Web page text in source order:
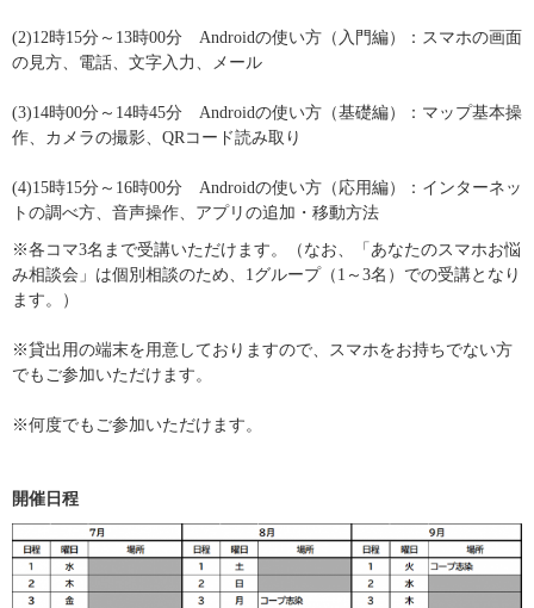
(2)12時15分～13時00分　Androidの使い方（入門編）：スマホの画面
の見方、電話、文字入力、メール
(3)14時00分～14時45分　Androidの使い方（基礎編）：マップ基本操
作、カメラの撮影、QRコード読み取り
(4)15時15分～16時00分　Androidの使い方（応用編）：インターネッ
トの調べ方、音声操作、アプリの追加・移動方法
※各コマ3名まで受講いただけます。（なお、「あなたのスマホお悩
み相談会」は個別相談のため、1グループ（1～3名）での受講となり
ます。）
※貸出用の端末を用意しておりますので、スマホをお持ちでない方
でもご参加いただけます。
※何度でもご参加いただけます。
開催日程